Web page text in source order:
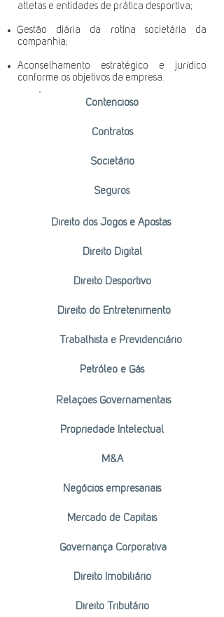
atletas e entidades de prática desportiva;
Gestão diária da rotina societária da
companhia;
Aconselhamento estratégico e jurídico
conforme os objetivos da empresa.
Contencioso
Contratos
Societário
Seguros
Direito dos Jogos e Apostas
Direito Digital
Direito Desportivo
Direito do Entretenimento
Trabalhista e Previdenciário
Petróleo e Gás
Relações Governamentais
Propriedade Intelectual
M&A
Negócios empresariais
Mercado de Capitais
Governança Corporativa
Direito Imobiliário
Direito Tributário